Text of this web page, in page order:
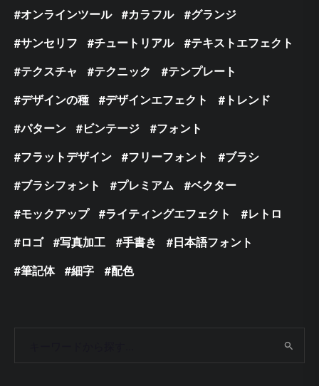
オンラインツール
カラフル
グランジ
サンセリフ
チュートリアル
テキストエフェクト
テクスチャ
テクニック
テンプレート
デザインの種
デザインエフェクト
トレンド
パターン
ビンテージ
フォント
フラットデザイン
フリーフォント
ブラシ
ブラシフォント
プレミアム
ベクター
モックアップ
ライティングエフェクト
レトロ
ロゴ
写真加工 手書き
日本語フォント
筆記体
細字 配色